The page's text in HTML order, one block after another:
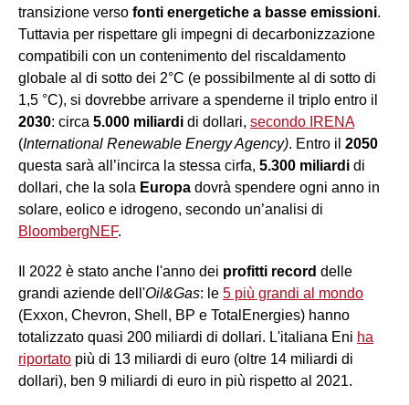
transizione verso fonti energetiche a basse emissioni.
Tuttavia per rispettare gli impegni di decarbonizzazione
compatibili con un contenimento del riscaldamento
globale al di sotto dei 2°C (e possibilmente al di sotto di
1,5 °C), si dovrebbe arrivare a spenderne il triplo entro il
2030: circa 5.000 miliardi di dollari, secondo IRENA
(International Renewable Energy Agency). Entro il 2050
questa sarà all’incirca la stessa cirfa, 5.300 miliardi di
dollari, che la sola Europa dovrà spendere ogni anno in
solare, eolico e idrogeno, secondo un’analisi di
BloombergNEF.
Il 2022 è stato anche l'anno dei profitti record delle
grandi aziende dell'Oil&Gas: le 5 più grandi al mondo
(Exxon, Chevron, Shell, BP e TotalEnergies) hanno
totalizzato quasi 200 miliardi di dollari. L'italiana Eni ha
riportato più di 13 miliardi di euro (oltre 14 miliardi di
dollari), ben 9 miliardi di euro in più rispetto al 2021.